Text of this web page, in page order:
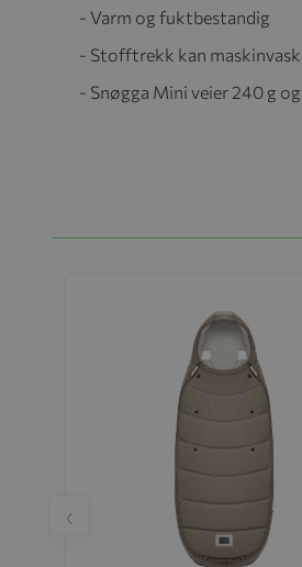
- Varm og fuktbestandig
- Stofftrekk kan
- Snøgga Mini veier 240 g
‹